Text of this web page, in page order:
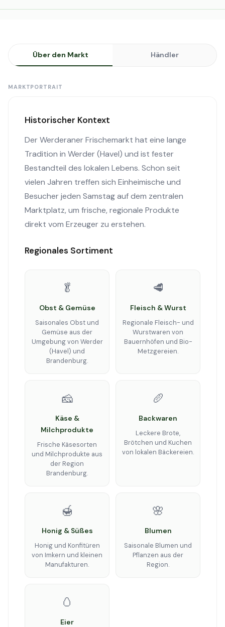
Über den Markt Händler
MARKTPORTRAIT
Historischer Kontext
Der Werderaner Frischemarkt hat eine lange
Tradition in Werder (Havel) und ist fester
Bestandteil des lokalen Lebens. Schon seit
vielen Jahren treffen sich Einheimische und
Besucher jeden Samstag auf dem zentralen
Marktplatz, um frische, regionale Produkte
direkt vom Erzeuger zu erstehen.
Regionales Sortiment
🥬
Obst & Gemüse
Saisonales Obst und
Gemüse aus der
Umgebung von Werder
(Havel) und
Brandenburg.
🥩
Fleisch & Wurst
Regionale Fleisch- und
Wurstwaren von
Bauernhöfen und Bio-
Metzgereien.
🧀
Käse &
Milchprodukte
Frische Käsesorten
und Milchprodukte aus
der Region
Brandenburg.
🥖
Backwaren
Leckere Brote,
Brötchen und Kuchen
von lokalen Bäckereien.
🍯
Honig & Süßes
Honig und Konfitüren
von Imkern und kleinen
Manufakturen.
🌸
Blumen
Saisonale Blumen und
Pflanzen aus der
Region.
🥚
Eier